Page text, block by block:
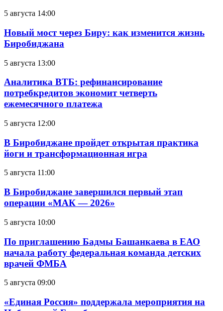
5 августа 14:00
Новый мост через Биру: как изменится жизнь
Биробиджана
5 августа 13:00
Аналитика ВТБ: рефинансирование
потребкредитов экономит четверть
ежемесячного платежа
5 августа 12:00
В Биробиджане пройдет открытая практика
йоги и трансформационная игра
5 августа 11:00
В Биробиджане завершился первый этап
операции «МАК — 2026»
5 августа 10:00
По приглашению Бадмы Башанкаева в ЕАО
начала работу федеральная команда детских
врачей ФМБА
5 августа 09:00
«Единая Россия» поддержала мероприятия на